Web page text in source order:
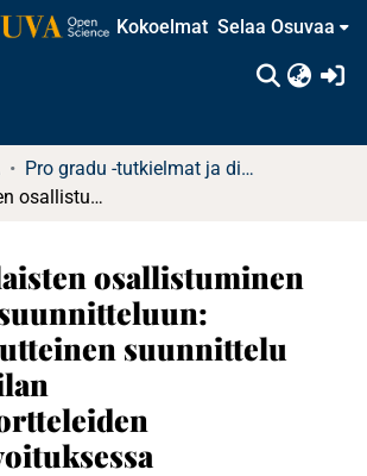
Kokoelmat Selaa Osuvaa
Pro gradu -tutkielmat ja diplomityöt
Kaupunkilaisten osallistuminen Helsingin suunnitteluun: Vuorovaikutteinen suunnittelu Keski-Pasilan Ratapihakortteleiden asemakaavoituksessa
osallistuminen
suunnittelu